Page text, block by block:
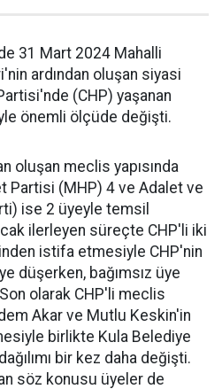
31 Mart 2024 Mahalli
ardından oluşan siyasi
(CHP) yaşanan
önemli ölçüde değişti.
oluşan meclis yapısında
Partisi (MHP) 4 ve Adalet ve
ise 2 üyeyle temsil
ilerleyen süreçte CHP'li iki
istifa etmesiyle CHP'nin
düşerken, bağımsız üye
olarak CHP'li meclis
Akar ve Mutlu Keskin'in
birlikte Kula Belediye
bir kez daha değişti.
söz konusu üyeler de